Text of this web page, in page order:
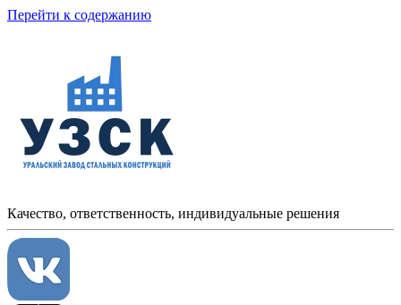
Перейти к содержанию
Качество, ответственность, индивидуальные решения